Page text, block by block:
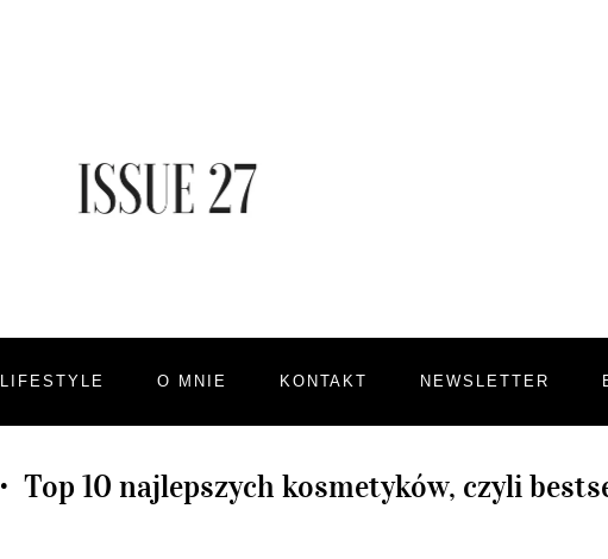
LIFESTYLE O MNIE KONTAKT NEWSLETTER
• Top 10 najlepszych kosmetyków, czyli